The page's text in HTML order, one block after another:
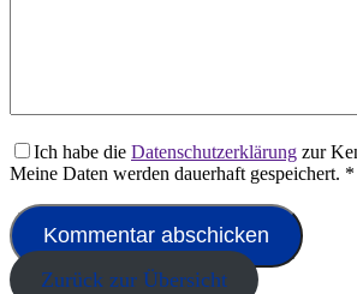
Ich habe die Datenschutzerklärung zur
Meine Daten werden dauerhaft gespeichert. *
Zurück zur Übersicht